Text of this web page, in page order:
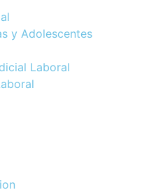
y Adolescentes
Laboral